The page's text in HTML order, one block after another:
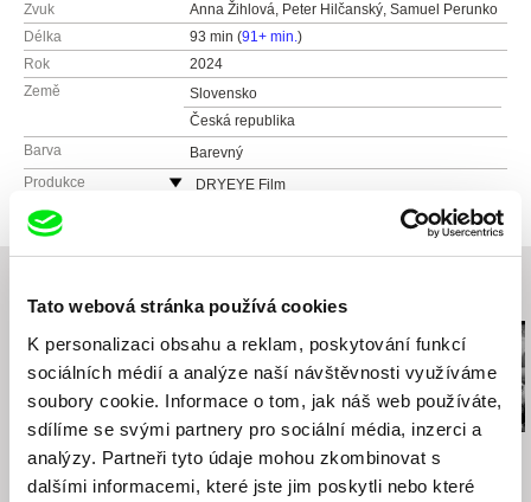
Tato webová stránka používá cookies
K personalizaci obsahu a reklam, poskytování funkcí
sociálních médií a analýze naší návštěvnosti využíváme
soubory cookie. Informace o tom, jak náš web používáte,
sdílíme se svými partnery pro sociální média, inzerci a
analýzy. Partneři tyto údaje mohou zkombinovat s
dalšími informacemi, které jste jim poskytli nebo které
Zvuk
Anna Žihlová, Peter Hilčanský, Samuel Perunko
Délka
93 min (91+ min.)
Rok
2024
Země
Slovensko
Česká republika
Barva
Barevný
Produkce
DRYEYE Film
Nochi Film
web:http://www.nochinochinochi.com
e-mail:hello@nochinochinochi.com
Související filmy (20)
Iveta Grófová
Až do města Aš
Dušan Hanák
322 Slunce v síti